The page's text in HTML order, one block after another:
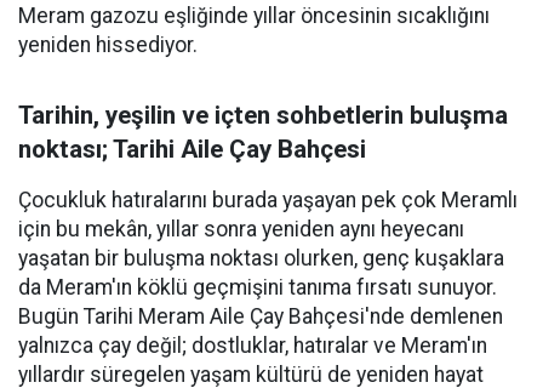
Meram gazozu eşliğinde yıllar öncesinin sıcaklığını
yeniden hissediyor.
Tarihin, yeşilin ve içten sohbetlerin buluşma
noktası; Tarihi Aile Çay Bahçesi
Çocukluk hatıralarını burada yaşayan pek çok Meramlı
için bu mekân, yıllar sonra yeniden aynı heyecanı
yaşatan bir buluşma noktası olurken, genç kuşaklara
da Meram'ın köklü geçmişini tanıma fırsatı sunuyor.
Bugün Tarihi Meram Aile Çay Bahçesi'nde demlenen
yalnızca çay değil; dostluklar, hatıralar ve Meram'ın
yıllardır süregelen yaşam kültürü de yeniden hayat